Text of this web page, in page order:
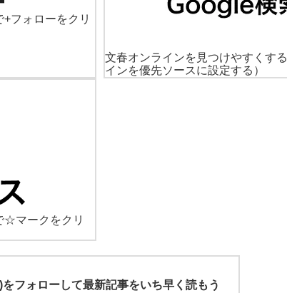
+フォローをクリ
文春オンラインを見つけやすくする
インを優先ソースに設定する）
☆マークをクリ
フォローして最新記事をいち早く読もう